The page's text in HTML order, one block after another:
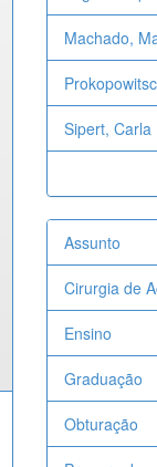
Machado,
Sipert, Carla
Assunto
Cirurgia de
Ensino
Graduação
Obturação